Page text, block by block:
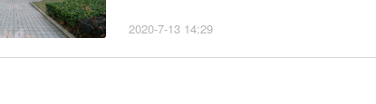
2020-7-13 14:29